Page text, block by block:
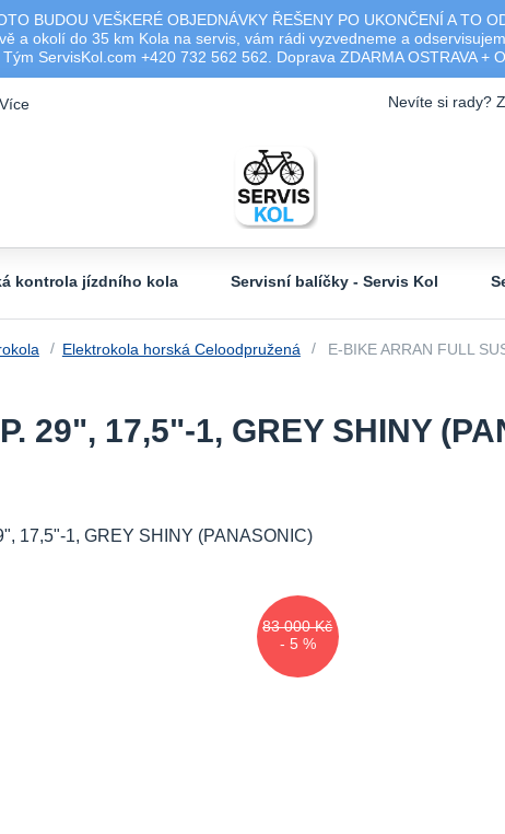
BUDOU VEŠKERÉ OBJEDNÁVKY ŘEŠENY PO UKONČENÍ A TO
a okolí do 35 km Kola na servis, vám rádi vyzvedneme a
ServisKol.com +420 732 562 562. Doprava ZDARMA OSTRAVA +
Více Nevíte si rady?
kontrola jízdního kola Servisní balíčky - Servis Kol
Elektrokola horská Celoodpružená E-BIKE ARRAN FULL
29", 17,5"-1, GREY SHINY
83 000 Kč
- 5 %